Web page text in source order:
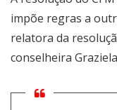
impõe regras a
relatora da
conselheira